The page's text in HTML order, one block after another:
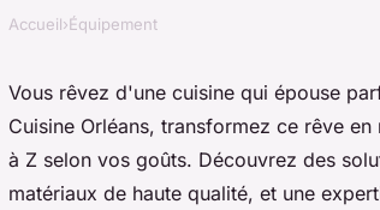
cuisines sur-
orléans
Accueil›Équipement
Vous rêvez d'une cuisine qui épouse
Cuisine Orléans, transformez ce rêve
à Z selon vos goûts. Découvrez des
matériaux de haute qualité, et une